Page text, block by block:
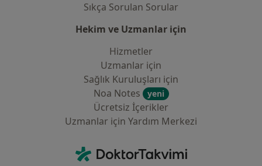
Sıkça Sorulan Sorular
Hekim ve Uzmanlar için
Hizmetler
Uzmanlar için
Sağlık Kuruluşları için
Noa Notes
yeni
Ücretsiz İçerikler
Uzmanlar için Yardım Merkezi
DoktorTakvimi - Ana Sayfa